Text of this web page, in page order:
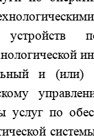
и
услуг по